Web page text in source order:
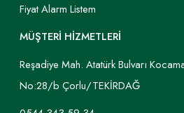
Fiyat Alarm Listem
MÜŞTERİ HİZMETLERİ
Reşadiye Mah. Atatürk Bulvarı
No:28/b Çorlu/TEKİRDAĞ